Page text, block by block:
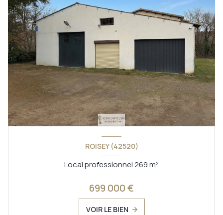
ROISEY (42520)
Local professionnel 269 m²
699 000 €
VOIR LE BIEN